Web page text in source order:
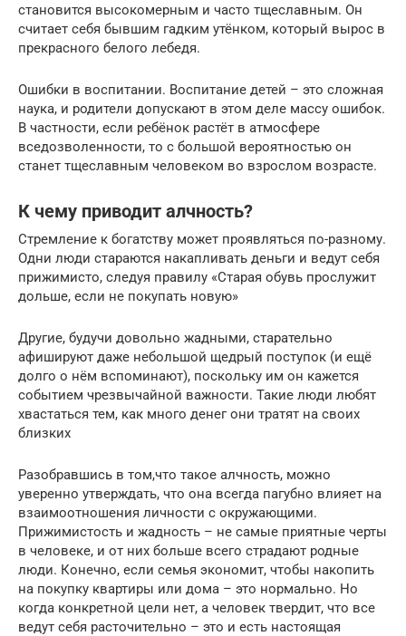
становится высокомерным и часто тщеславным. Он
считает себя бывшим гадким утёнком, который вырос в
прекрасного белого лебедя.
Ошибки в воспитании. Воспитание детей – это сложная
наука, и родители допускают в этом деле массу ошибок.
В частности, если ребёнок растёт в атмосфере
вседозволенности, то с большой вероятностью он
станет тщеславным человеком во взрослом возрасте.
К чему приводит алчность?
Стремление к богатству может проявляться по-разному.
Одни люди стараются накапливать деньги и ведут себя
прижимисто, следуя правилу «Старая обувь прослужит
дольше, если не покупать новую»
Другие, будучи довольно жадными, старательно
афишируют даже небольшой щедрый поступок (и ещё
долго о нём вспоминают), поскольку им он кажется
событием чрезвычайной важности. Такие люди любят
хвастаться тем, как много денег они тратят на своих
близких
Разобравшись в том,что такое алчность, можно
уверенно утверждать, что она всегда пагубно влияет на
взаимоотношения личности с окружающими.
Прижимистость и жадность – не самые приятные черты
в человеке, и от них больше всего страдают родные
люди. Конечно, если семья экономит, чтобы накопить
на покупку квартиры или дома – это нормально. Но
когда конкретной цели нет, а человек твердит, что все
ведут себя расточительно – это и есть настоящая